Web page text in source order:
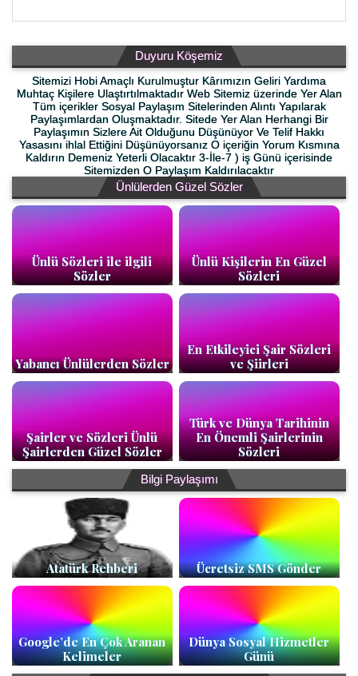
Duyuru Köşemiz
Sitemizi Hobi Amaçlı Kurulmuştur Kârımızın Geliri Yardıma
Muhtaç Kişilere Ulaştırtılmaktadır Web Sitemiz üzerinde Yer Alan
Tüm içerikler Sosyal Paylaşım Sitelerinden Alıntı Yapılarak
Paylaşımlardan Oluşmaktadır. Sitede Yer Alan Herhangi Bir
Paylaşımın Sizlere Ait Olduğunu Düşünüyor Ve Telif Hakkı
Yasasını ihlal Ettiğini Düşünüyorsanız O içeriğin Yorum Kısmına
Kaldırın Demeniz Yeterli Olacaktır 3-İle-7 ) iş Günü içerisinde
Sitemizden O Paylaşım Kaldırılacaktır
Ünlülerden Güzel Sözler
Ünlü Sözleri ile ilgili
Sözler
Ünlü Kişilerin En Güzel
Sözleri
Yabancı Ünlülerden Sözler
En Etkileyici Şair Sözleri
ve Şiirleri
Şairler ve Sözleri Ünlü
Şairlerden Güzel Sözler
Türk ve Dünya Tarihinin
En Önemli Şairlerinin
Sözleri
Bilgi Paylaşımı
Atatürk Rehberi Ücretsiz SMS Gönder
Google’de En Çok Aranan
Kelimeler
Dünya Sosyal Hizmetler
Günü